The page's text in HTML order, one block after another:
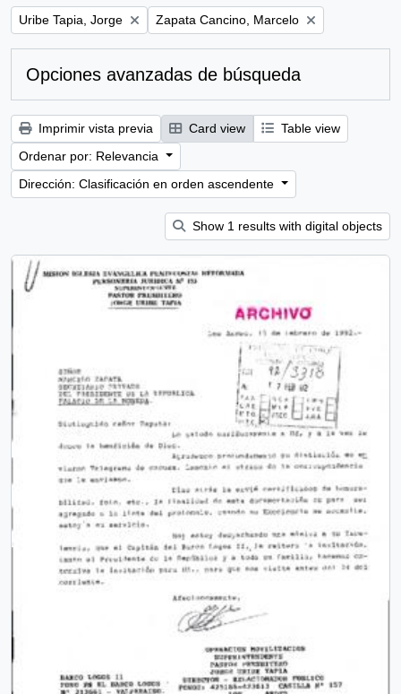
Remove filter:
Uribe Tapia, Jorge Remove filter:
Zapata Cancino, Marcelo
Opciones avanzadas de búsqueda
Imprimir vista previa Card view
Table view
Ordenar por: Relevancia
Dirección: Clasificación en orden ascendente
Show 1 results with digital objects